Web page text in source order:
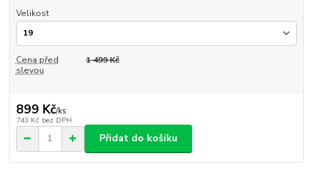
Velikost
Cena před
slevou
1 499 Kč
899 Kč/ks
743 Kč bez DPH
Přidat do košíku